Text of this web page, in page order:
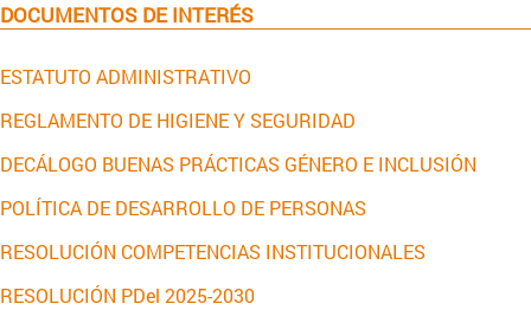
DOCUMENTOS DE INTERÉS
ESTATUTO ADMINISTRATIVO
REGLAMENTO DE HIGIENE Y SEGURIDAD
DECÁLOGO BUENAS PRÁCTICAS GÉNERO E INCLUSIÓN
POLÍTICA DE DESARROLLO DE PERSONAS
RESOLUCIÓN COMPETENCIAS INSTITUCIONALES
RESOLUCIÓN PDel 2025-2030